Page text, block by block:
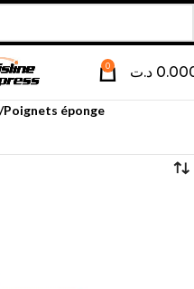
0 د.ت
Poignets éponge